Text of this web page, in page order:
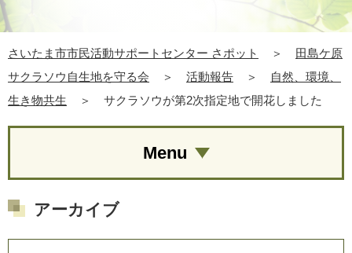
さいたま市市民活動サポートセンター さポット ＞
田島ケ原
サクラソウ自生地を守る会
＞ 活動報告 ＞
自然、環境、
生き物共生
＞ サクラソウが第2次指定地で開花しました
Menu
アーカイブ